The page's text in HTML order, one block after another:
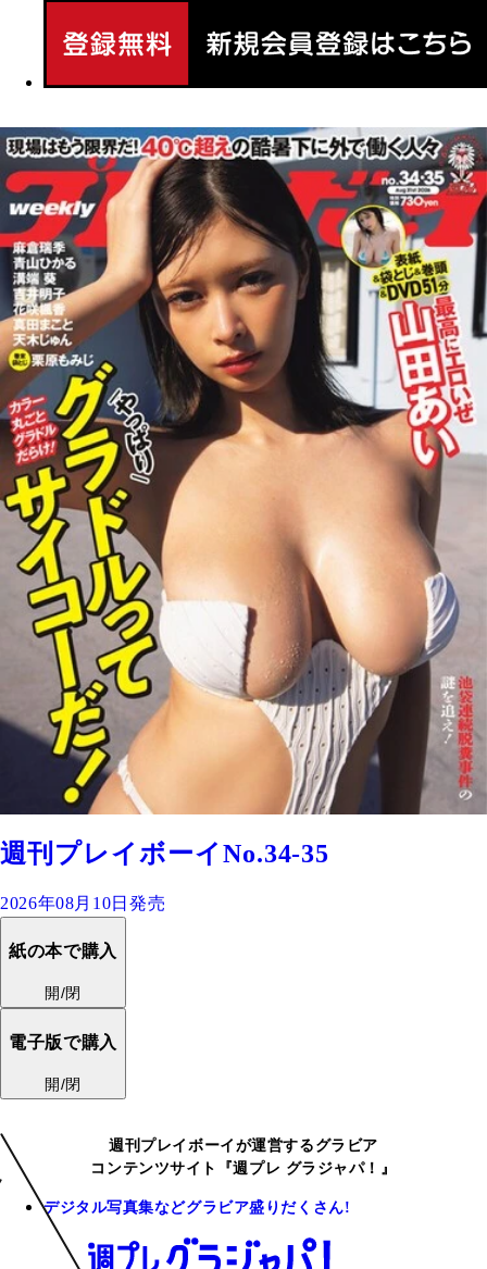
週刊プレイボーイNo.34-35
2026年08月10日発売
紙の本で購入
開/閉
電子版で購入
開/閉
週刊プレイボーイが運営するグラビア
コンテンツサイト『週プレ グラジャパ！』
デジタル写真集などグラビア盛りだくさん!